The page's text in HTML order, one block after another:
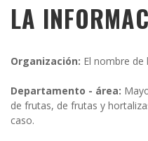
LA
Organización: El nombre de
Departamento - área:
de frutas, de frutas y
caso.